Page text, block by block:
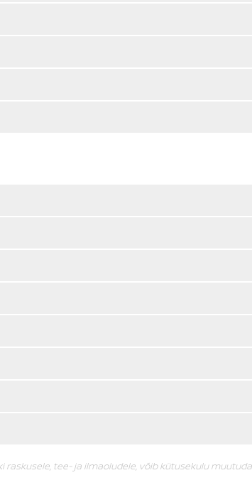
tee- ja ilmaoludele, võib kütusekulu